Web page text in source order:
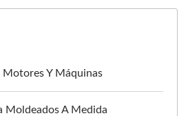
Motores Y Máquinas
Moldeados A Medida